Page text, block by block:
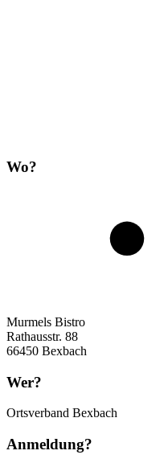
Wo?
Murmels Bistro
Rathausstr. 88
66450 Bexbach
Wer?
Ortsverband Bexbach
Anmeldung?